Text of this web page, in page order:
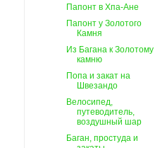
Папонт в Хпа-Ане
Папонт у Золотого
Камня
Из Багана к Золотому
камню
Попа и закат на
Швезандо
Велосипед,
путеводитель,
воздушный шар
Баган, простуда и